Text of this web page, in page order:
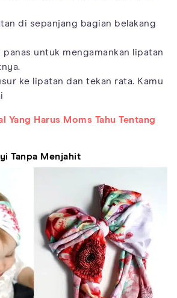
di sepanjang bagian belakang
panas untuk mengamankan lipatan
ke lipatan dan tekan rata. Kamu
Yang Harus Moms Tahu Tentang
Tanpa Menjahit